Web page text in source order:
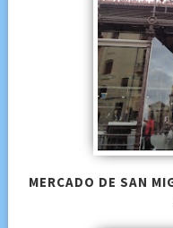
MERCADO DE SAN